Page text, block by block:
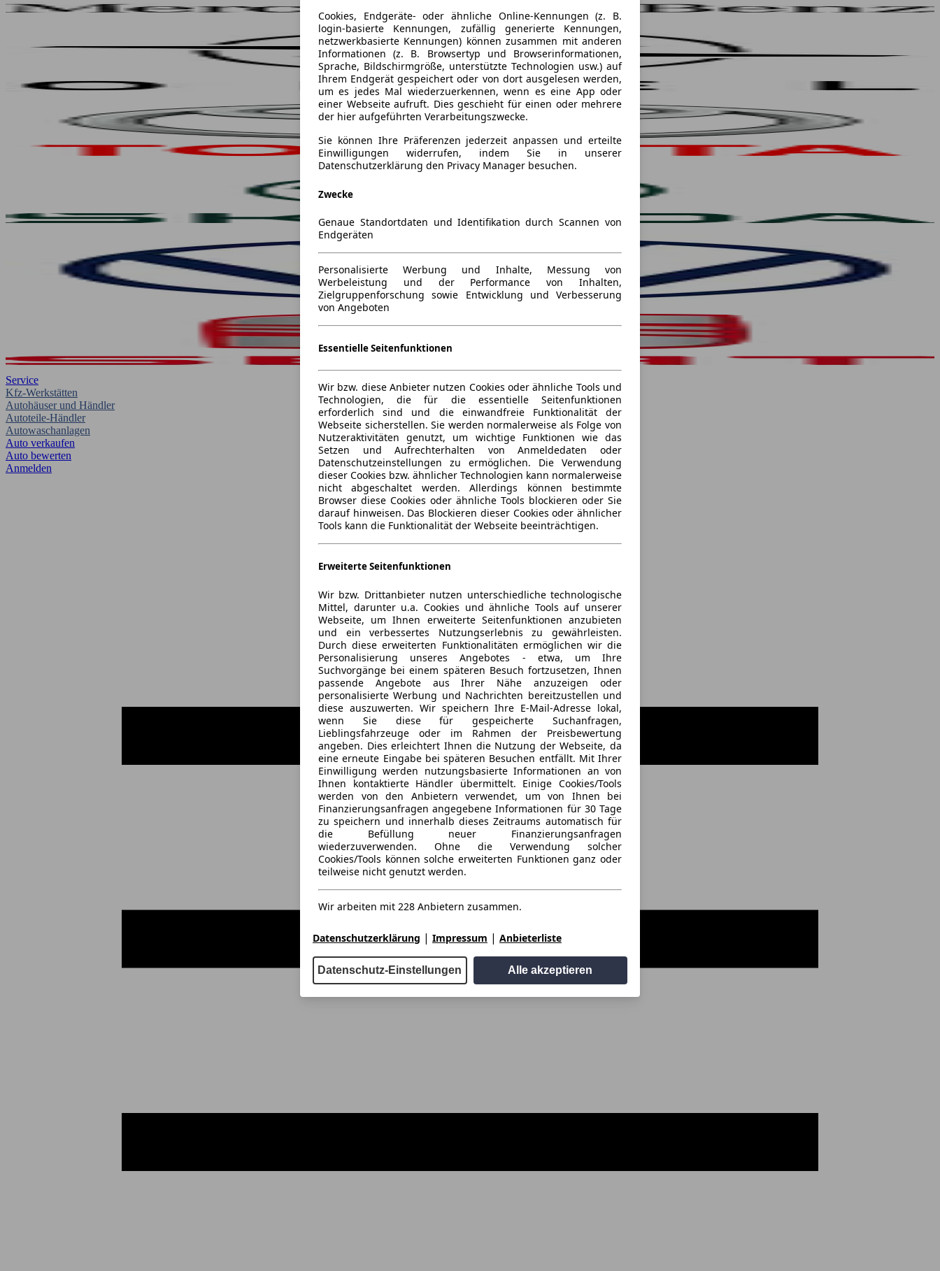
Service
Kfz-Werkstätten
Autohäuser und Händler
Autoteile-Händler
Autowaschanlagen
Auto verkaufen
Auto bewerten
Anmelden
Cookies, Endgeräte- oder ähnliche Online-Kennungen (z. B.
login-basierte Kennungen, zufällig generierte Kennungen,
netzwerkbasierte Kennungen) können zusammen mit anderen
Informationen (z. B. Browsertyp und Browserinformationen,
Sprache, Bildschirmgröße, unterstützte Technologien usw.) auf
Ihrem Endgerät gespeichert oder von dort ausgelesen werden,
um es jedes Mal wiederzuerkennen, wenn es eine App oder
einer Webseite aufruft. Dies geschieht für einen oder mehrere
der hier aufgeführten Verarbeitungszwecke.
Sie können Ihre Präferenzen jederzeit anpassen und erteilte
Einwilligungen widerrufen, indem Sie in unserer
Datenschutzerklärung den Privacy Manager besuchen.
Zwecke
Genaue Standortdaten und Identifikation durch Scannen von
Endgeräten
Personalisierte Werbung und Inhalte, Messung von
Werbeleistung und der Performance von Inhalten,
Zielgruppenforschung sowie Entwicklung und Verbesserung
von Angeboten
Essentielle Seitenfunktionen
Wir bzw. diese Anbieter nutzen Cookies oder ähnliche Tools und
Technologien, die für die essentielle Seitenfunktionen
erforderlich sind und die einwandfreie Funktionalität der
Webseite sicherstellen. Sie werden normalerweise als Folge von
Nutzeraktivitäten genutzt, um wichtige Funktionen wie das
Setzen und Aufrechterhalten von Anmeldedaten oder
Datenschutzeinstellungen zu ermöglichen. Die Verwendung
dieser Cookies bzw. ähnlicher Technologien kann normalerweise
nicht abgeschaltet werden. Allerdings können bestimmte
Browser diese Cookies oder ähnliche Tools blockieren oder Sie
darauf hinweisen. Das Blockieren dieser Cookies oder ähnlicher
Tools kann die Funktionalität der Webseite beeinträchtigen.
Erweiterte Seitenfunktionen
Wir bzw. Drittanbieter nutzen unterschiedliche technologische
Mittel, darunter u.a. Cookies und ähnliche Tools auf unserer
Webseite, um Ihnen erweiterte Seitenfunktionen anzubieten
und ein verbessertes Nutzungserlebnis zu gewährleisten.
Durch diese erweiterten Funktionalitäten ermöglichen wir die
Personalisierung unseres Angebotes - etwa, um Ihre
Suchvorgänge bei einem späteren Besuch fortzusetzen, Ihnen
passende Angebote aus Ihrer Nähe anzuzeigen oder
personalisierte Werbung und Nachrichten bereitzustellen und
diese auszuwerten. Wir speichern Ihre E-Mail-Adresse lokal,
wenn Sie diese für gespeicherte Suchanfragen,
Lieblingsfahrzeuge oder im Rahmen der Preisbewertung
angeben. Dies erleichtert Ihnen die Nutzung der Webseite, da
eine erneute Eingabe bei späteren Besuchen entfällt. Mit Ihrer
Einwilligung werden nutzungsbasierte Informationen an von
Ihnen kontaktierte Händler übermittelt. Einige Cookies/Tools
werden von den Anbietern verwendet, um von Ihnen bei
Finanzierungsanfragen angegebene Informationen für 30 Tage
zu speichern und innerhalb dieses Zeitraums automatisch für
die Befüllung neuer Finanzierungsanfragen
wiederzuverwenden. Ohne die Verwendung solcher
Cookies/Tools können solche erweiterten Funktionen ganz oder
teilweise nicht genutzt werden.
Wir arbeiten mit 228 Anbietern zusammen.
Datenschutzerklärung | Impressum | Anbieterliste
Datenschutz-Einstellungen Alle akzeptieren